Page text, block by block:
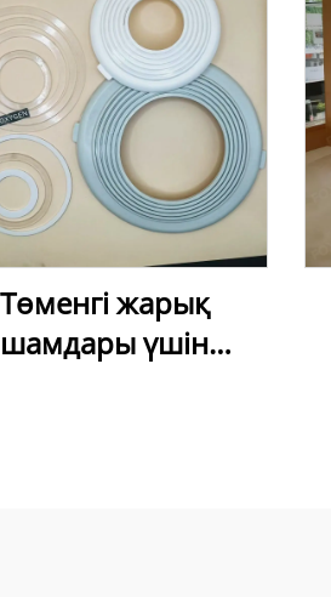
Төменгі жарық
шамдары үшін